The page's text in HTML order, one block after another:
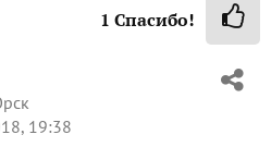
1 Спасибо!
19:38